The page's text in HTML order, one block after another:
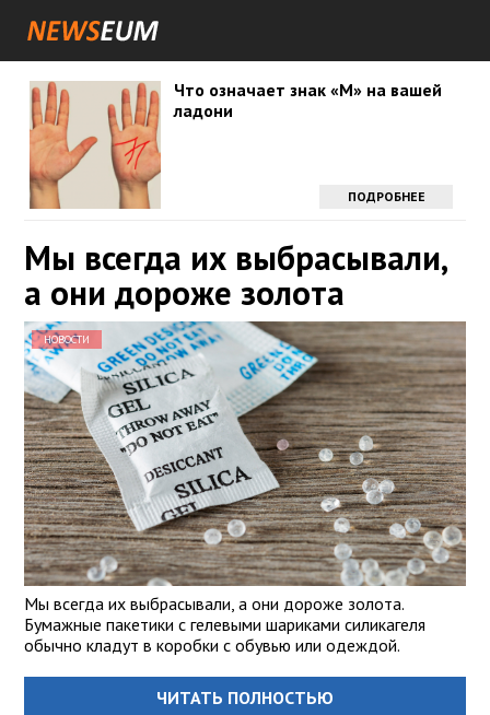
Что означает знак «М» на вашей
ладони
ПОДРОБНЕЕ
Мы всегда их выбрасывали,
а они дороже золота
НОВОСТИ
Мы всегда их выбрасывали, а они дороже золота.
Бумажные пакетики с гелевыми шариками силикагеля
обычно кладут в коробки с обувью или одеждой.
ЧИТАТЬ ПОЛНОСТЬЮ